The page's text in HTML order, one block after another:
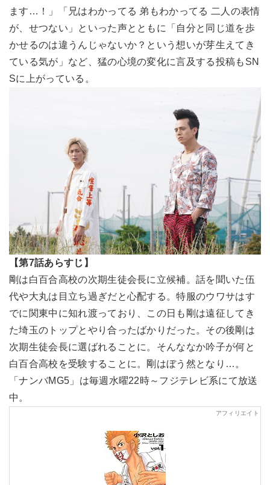
ます…！」「兄はわかってる 弟もわかってる 二人の表情
が、せつない」といった声とともに「自分と同じ道を歩
かせるのは違うんじゃないか？という想いが芽生えてき
ている気が」など、猛の心境の変化に言及する投稿もSN
Sに上がっている。
【第7話あらすじ】
剛は白百合高校の次期生徒会長に立候補。話を聞いた伍
代や大丸は目立ち過ぎだと心配する。特服のウワサはす
でに関東中に知れ渡っており、この日も剛は遠征してき
た埼玉のトップとやり合ったばかりだった。その後剛は
次期生徒会長に選ばれることに。そんななか吟子が何と
白百合高校を受験することに。剛はぼう然となり…。
「ナンバMG5」は毎週水曜22時～フジテレビ系にて放送
中。